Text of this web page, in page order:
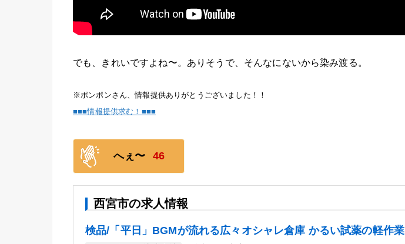
でも、きれいですよね〜。ありそうで、そんなにないから染み渡る。
※ポンポンさん、情報提供ありがとうございました！！
■■■情報提供求む！■■■
へぇ〜 46
西宮市の求人情報
検品/「平日」BGMが流れる広々オシャレ倉庫 かるい試薬の軽作業